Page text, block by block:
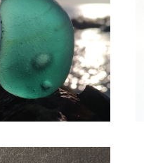
コレクション用 シーグ
ラス（気泡入り）
¥2,150